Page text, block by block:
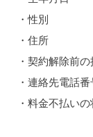
・性別
・住所
・契約解除前
・連絡先電話
・料金不払いの